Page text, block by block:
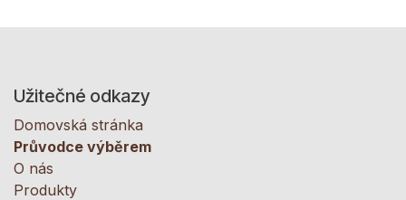
Užitečné odkazy
Domovská stránka
Průvodce výběrem
O nás
Produkty